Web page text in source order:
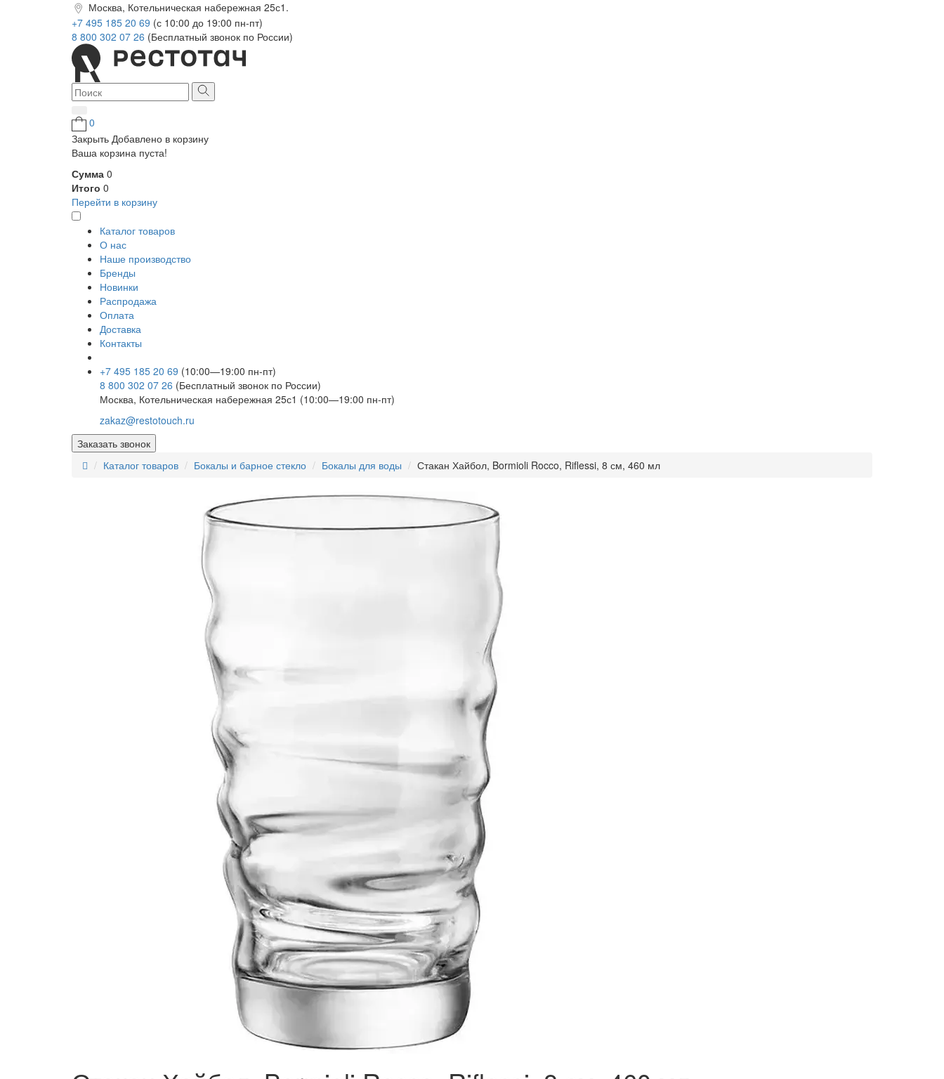
Москва, Котельническая набережная 25с1.
+7 495 185 20 69 (с 10:00 до 19:00 пн-пт)
8 800 302 07 26 (Бесплатный звонок по России)
0
Закрыть Добавлено в корзину
Ваша корзина пуста!
Сумма 0
Итого 0
Перейти в корзину
Каталог товаров
О нас
Наше производство
Бренды
Новинки
Распродажа
Оплата
Доставка
Контакты
+7 495 185 20 69 (10:00—19:00 пн-пт)
8 800 302 07 26 (Бесплатный звонок по России)
Москва, Котельническая набережная 25с1 (10:00—19:00 пн-пт)
zakaz@restotouch.ru
Заказать звонок
Каталог товаров
Бокалы и барное стекло Бокалы для воды Стакан Хайбол, Bormioli Rocco, Riflessi, 8 см, 460 мл